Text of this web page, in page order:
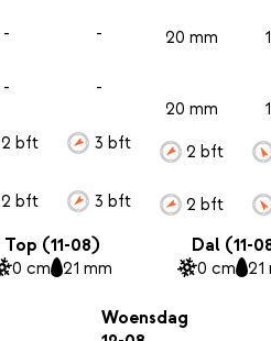
-
-
2 bft
2 bft
-
-
3 bft
3 bft
20 mm
20 mm
2 bft
2 bft
Top (11-08)
0 cm 21 mm
Dal (11-
0 cm 21
Woensdag